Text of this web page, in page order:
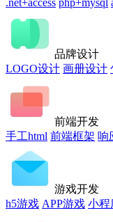
.net+access php+mysql
品牌设计
LOGO设计 画册设计
前端开发
手工html 前端框架 响
游戏开发
h5游戏 APP游戏 小程